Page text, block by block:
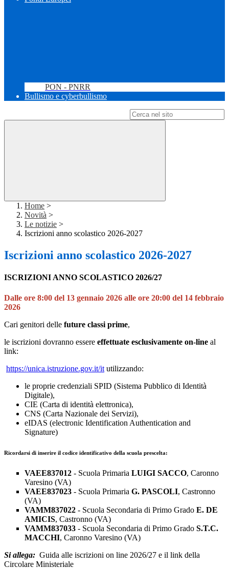
PON - PNRR
Bullismo e cyberbullismo
Home >
Novità >
Le notizie >
Iscrizioni anno scolastico 2026-2027
Iscrizioni anno scolastico 2026-2027
ISCRIZIONI ANNO SCOLASTICO 2026/27
Dalle ore 8:00 del 13 gennaio 2026 alle ore 20:00 del 14 febbraio
2026
Cari genitori delle future classi prime,
le iscrizioni dovranno essere effettuate esclusivamente on-line al
link:
https://unica.istruzione.gov.it/it utilizzando:
le proprie credenziali SPID (Sistema Pubblico di Identità
Digitale),
CIE (Carta di identità elettronica),
CNS (Carta Nazionale dei Servizi),
eIDAS (electronic Identification Authentication and
Signature)
Ricordarsi di inserire il codice identificativo della scuola prescelta:
VAEE837012 - Scuola Primaria LUIGI SACCO, Caronno
Varesino (VA)
VAEE837023 - Scuola Primaria G. PASCOLI, Castronno
(VA)
VAMM837022 - Scuola Secondaria di Primo Grado E. DE
AMICIS, Castronno (VA)
VAMM837033 - Scuola Secondaria di Primo Grado S.T.C.
MACCHI, Caronno Varesino (VA)
Si allega: Guida alle iscrizioni on line 2026/27 e il link della
Circolare Ministeriale